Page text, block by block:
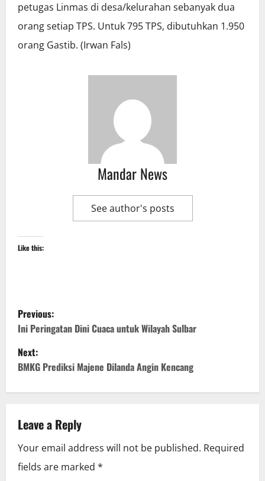
petugas Linmas di desa/kelurahan sebanyak dua
orang setiap TPS. Untuk 795 TPS, dibutuhkan 1.950
orang Gastib. (Irwan Fals)
Mandar News
See author's posts
Like this:
P
o
s
a
v
Previous:
Ini Peringatan Dini Cuaca untuk Wilayah Sulbar
Next:
BMKG Prediksi Majene Dilanda Angin Kencang
Leave a Reply
Your email address will not be published. Required
fields are marked *